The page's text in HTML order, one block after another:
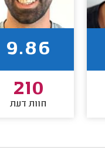
9.86
210
חוות דעת